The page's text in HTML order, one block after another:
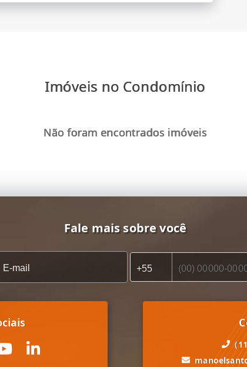
Imóveis no Condomínio
Não foram encontrados imóveis
Fale mais sobre você